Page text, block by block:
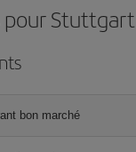
pour Stuttgart
bon marché